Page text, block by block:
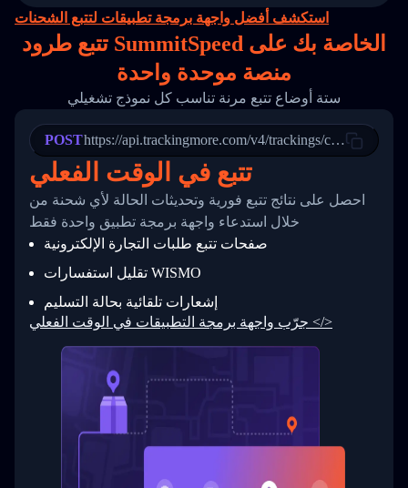
15
16
17
21
22
23
24
25
27
28
29
30
31
33
34
"destination_country": "United
        "itemTimeLength": 2,
        "weblink": "",
        "phone": null,
        "trackinfo": [
          {
            "Date": "2017-03-08 04: 22: 00",
"StatusDescription": "Departed
"Details": "Departed Facility
          },
          {
            "Date": "2017-03-06 15:28:00",
"StatusDescription": "Shipment
"Details": "BEIJING-
          }
        ]
      }
  }
}
استكشف أفضل واجهة برمجة تطبيقات لتتبع الشحنات
تتبع طرود SummitSpeed الخاصة بك على
منصة موحدة واحدة
ستة أوضاع تتبع مرنة تناسب كل نموذج تشغيلي
POSThttps://api.trackingmore.com/v4/trackings/create
تتبع في الوقت الفعلي
احصل على نتائج تتبع فورية وتحديثات الحالة لأي شحنة من
خلال استدعاء واجهة برمجة تطبيق واحدة فقط
صفحات تتبع طلبات التجارة الإلكترونية
تقليل استفسارات WISMO
إشعارات تلقائية بحالة التسليم
جرّب واجهة برمجة التطبيقات في الوقت الفعلي </>